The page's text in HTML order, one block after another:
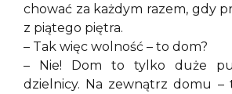
chować za każdym razem, gdy
z piątego piętra.
– Tak więc wolność – to dom?
– Nie! Dom to tylko duże
dzielnicy. Na zewnątrz domu –